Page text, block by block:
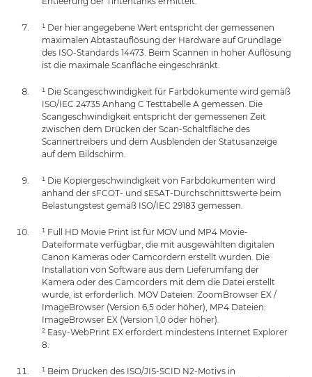
¹ Der hier angegebene Wert entspricht der gemessenen
maximalen Abtastauflösung der Hardware auf Grundlage
des ISO-Standards 14473. Beim Scannen in hoher Auflösung
ist die maximale Scanfläche eingeschränkt.
¹ Die Scangeschwindigkeit für Farbdokumente wird gemäß
ISO/IEC 24735 Anhang C Testtabelle A gemessen. Die
Scangeschwindigkeit entspricht der gemessenen Zeit
zwischen dem Drücken der Scan-Schaltfläche des
Scannertreibers und dem Ausblenden der Statusanzeige
auf dem Bildschirm.
¹ Die Kopiergeschwindigkeit von Farbdokumenten wird
anhand der sFCOT- und sESAT-Durchschnittswerte beim
Belastungstest gemäß ISO/IEC 29183 gemessen.
¹ Full HD Movie Print ist für MOV und MP4 Movie-
Dateiformate verfügbar, die mit ausgewählten digitalen
Canon Kameras oder Camcordern erstellt wurden. Die
Installation von Software aus dem Lieferumfang der
Kamera oder des Camcorders mit dem die Datei erstellt
wurde, ist erforderlich. MOV Dateien: ZoomBrowser EX /
ImageBrowser (Version 6,5 oder höher), MP4 Dateien:
ImageBrowser EX (Version 1,0 oder höher).
² Easy-WebPrint EX erfordert mindestens Internet Explorer
8.
¹ Beim Drucken des ISO/JIS-SCID N2-Motivs in